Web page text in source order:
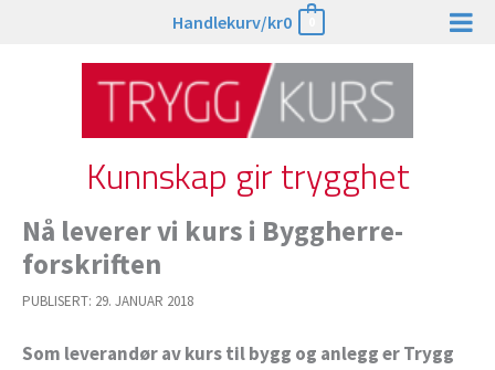
Handlekurv/kr0
Kunnskap gir trygghet
Nå leverer vi kurs i Byggherre­
forskriften
PUBLISERT: 29. JANUAR 2018
Som leverandør av kurs til bygg og anlegg er Trygg